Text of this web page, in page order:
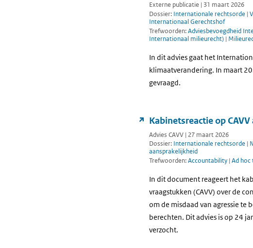
Externe publicatie | 31 maart 2026
Dossier: Internationale rechtsorde |
Internationaal Gerechtshof
Trefwoorden:Adviesbevoegdheid
Internationaal milieurecht) |
In dit advies gaat het
klimaatverandering. In maart
gevraagd.
Kabinetsreactie op
Advies CAVV | 27 maart 2026
Dossier: Internationale rechtsorde |
aansprakelijkheid
Trefwoorden:Accountability | Ad hoc
In dit document reageert het
vraagstukken (CAVV) over de
om de misdaad van agressie te
berechten. Dit advies is op 24
verzocht.